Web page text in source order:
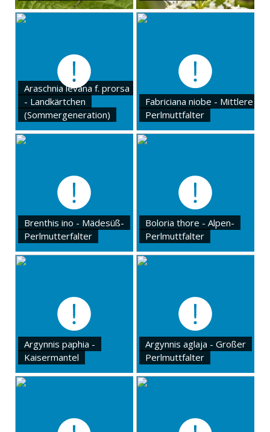
Araschnia levana f. prorsa
- Landkärtchen
(Sommergeneration)
Fabriciana niobe - Mittlere
Perlmuttfalter
Brenthis ino - Mädesüß-
Perlmutterfalter
Boloria thore - Alpen-
Perlmuttfalter
Argynnis paphia -
Kaisermantel
Argynnis aglaja - Großer
Perlmuttfalter